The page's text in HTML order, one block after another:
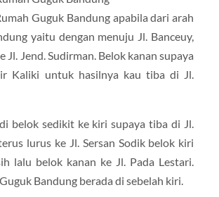
Guguk Bandung apabila dari arah
yaitu dengan menuju Jl. Banceuy,
Jl. Jend. Sudirman. Belok kanan supaya
Kaliki untuk hasilnya kau tiba di Jl.
belok sedikit ke kiri supaya tiba di Jl.
lurus ke Jl. Sersan Sodik belok kiri
lalu belok kanan ke Jl. Pada Lestari.
Bandung berada di sebelah kiri.